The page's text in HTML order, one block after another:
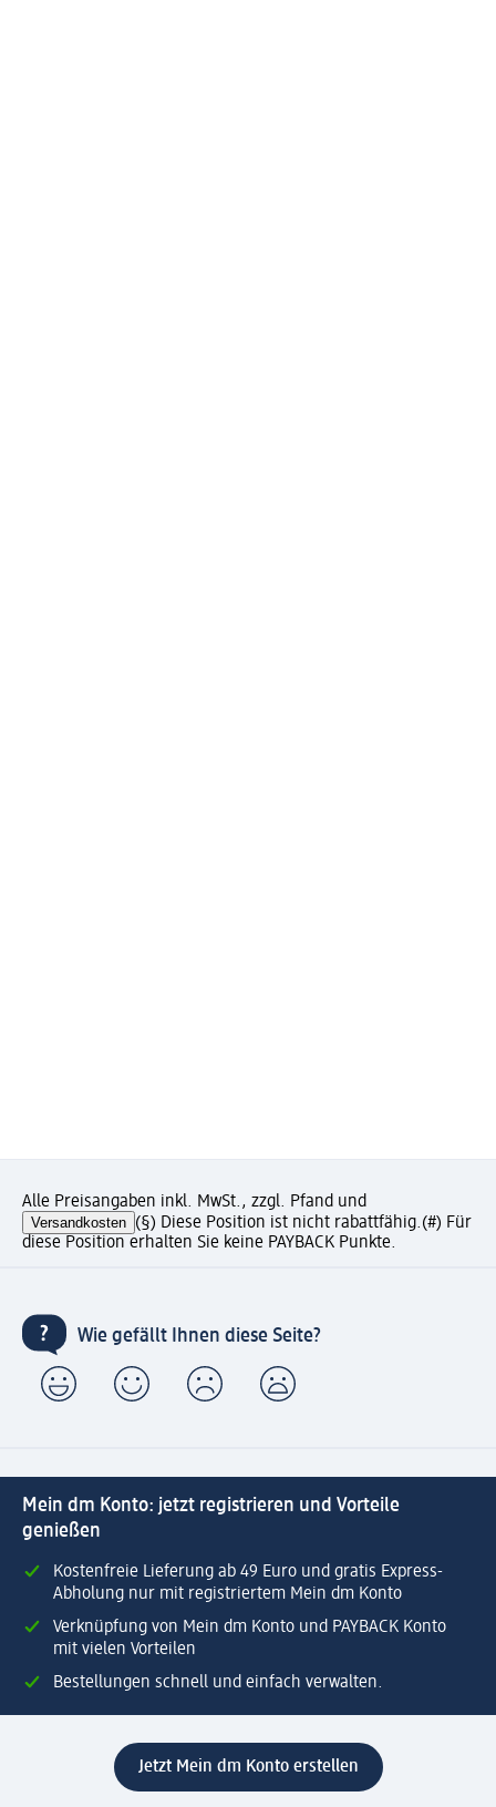
Alle Preisangaben inkl. MwSt., zzgl. Pfand und
Versandkosten (§) Diese Position ist nicht rabattfähig.(#) Für
diese Position erhalten Sie keine PAYBACK Punkte.
Wie gefällt Ihnen diese Seite?
Mein dm Konto: jetzt registrieren und Vorteile
genießen
Kostenfreie Lieferung ab 49 Euro und gratis Express-
Abholung nur mit registriertem Mein dm Konto
Verknüpfung von Mein dm Konto und PAYBACK Konto
mit vielen Vorteilen
Bestellungen schnell und einfach verwalten.
Jetzt Mein dm Konto erstellen